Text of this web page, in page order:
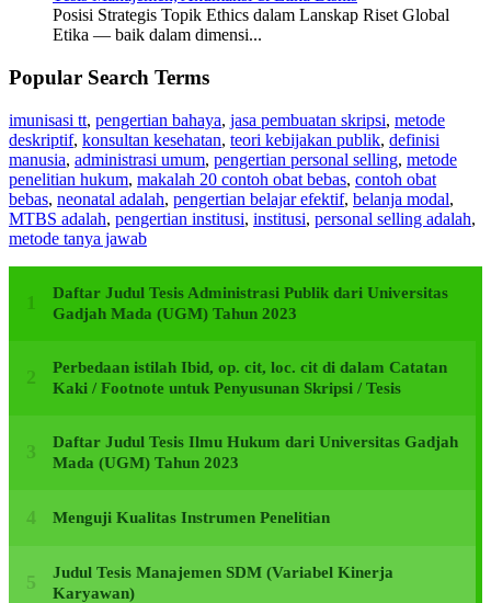
Posisi Strategis Topik Ethics dalam Lanskap Riset Global
Etika — baik dalam dimensi...
Popular Search Terms
imunisasi tt, pengertian bahaya, jasa pembuatan skripsi, metode
deskriptif, konsultan kesehatan, teori kebijakan publik, definisi
manusia, administrasi umum, pengertian personal selling, metode
penelitian hukum, makalah 20 contoh obat bebas, contoh obat
bebas, neonatal adalah, pengertian belajar efektif, belanja modal,
MTBS adalah, pengertian institusi, institusi, personal selling adalah,
metode tanya jawab
Daftar Judul Tesis Administrasi Publik dari Universitas
Gadjah Mada (UGM) Tahun 2023
Perbedaan istilah Ibid, op. cit, loc. cit di dalam Catatan
Kaki / Footnote untuk Penyusunan Skripsi / Tesis
Daftar Judul Tesis Ilmu Hukum dari Universitas Gadjah
Mada (UGM) Tahun 2023
Menguji Kualitas Instrumen Penelitian
Judul Tesis Manajemen SDM (Variabel Kinerja
Karyawan)